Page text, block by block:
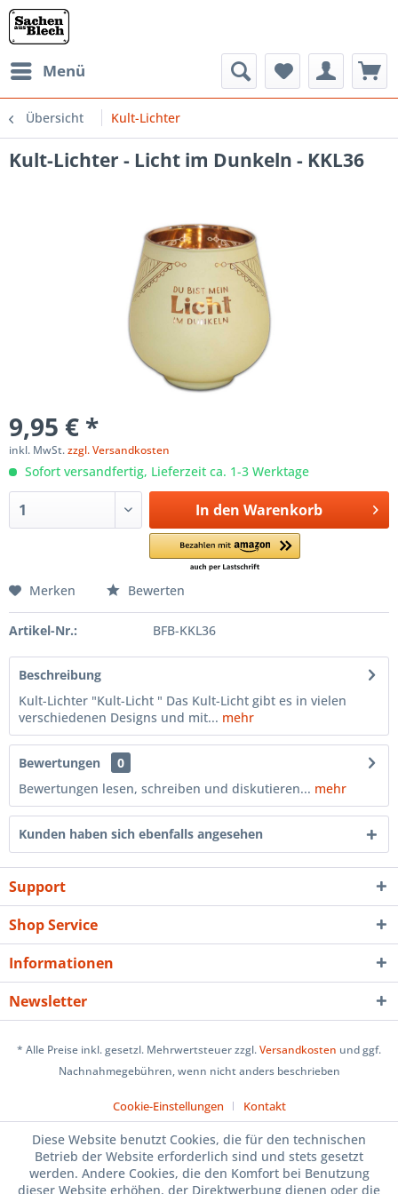
Menü
Übersicht Kult-Lichter
Kult-Lichter - Licht im Dunkeln - KKL36
9,95 € *
inkl. MwSt.zzgl. Versandkosten
Sofort versandfertig, Lieferzeit ca. 1-3 Werktage
In den Warenkorb
Merken Bewerten
Artikel-Nr.: BFB-KKL36
Beschreibung
Kult-Lichter "Kult-Licht " Das Kult-Licht gibt es in vielen
verschiedenen Designs und mit... mehr
Bewertungen
0
Bewertungen lesen, schreiben und diskutieren... mehr
Kunden haben sich ebenfalls angesehen
Support
Shop Service
Informationen
Newsletter
* Alle Preise inkl. gesetzl. Mehrwertsteuer zzgl.Versandkosten und ggf.
Nachnahmegebühren, wenn nicht anders beschrieben
Cookie-Einstellungen Kontakt
Diese Website benutzt Cookies, die für den technischen
Betrieb der Website erforderlich sind und stets gesetzt
werden. Andere Cookies, die den Komfort bei Benutzung
dieser Website erhöhen, der Direktwerbung dienen oder die